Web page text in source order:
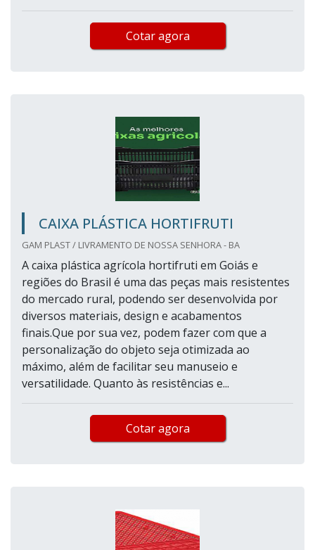
Cotar agora
CAIXA PLÁSTICA HORTIFRUTI
GAM PLAST / LIVRAMENTO DE NOSSA SENHORA - BA
A caixa plástica agrícola hortifruti em Goiás e
regiões do Brasil é uma das peças mais resistentes
do mercado rural, podendo ser desenvolvida por
diversos materiais, design e acabamentos
finais.Que por sua vez, podem fazer com que a
personalização do objeto seja otimizada ao
máximo, além de facilitar seu manuseio e
versatilidade. Quanto às resistências e...
Cotar agora